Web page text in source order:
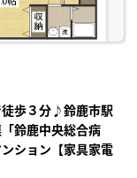
徒歩３分♪鈴鹿市駅
鈴鹿中央総合病
ション【家具家電